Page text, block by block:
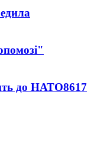
до НАТО8617